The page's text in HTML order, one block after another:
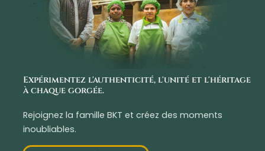
Expérimentez l'authenticité, l'unité et l'héritage
à chaque gorgée.
Rejoignez la famille BKT et créez des moments
inoubliables.